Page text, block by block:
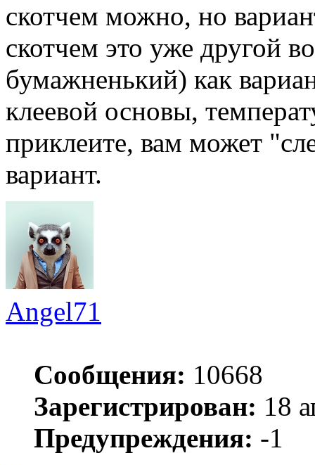
скотчем можно, но
скотчем это уже другой
бумажненький) как
клеевой основы,
приклеите, вам может
вариант.
Angel71
Сообщения: 10668
Зарегистрирован: 18
Предупреждения: -1